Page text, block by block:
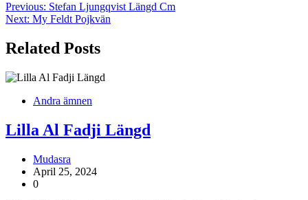
Previous: Stefan Ljungqvist Längd Cm
Next: My Feldt Pojkvän
Related Posts
Andra ämnen
Lilla Al Fadji Längd
Mudasra
April 25, 2024
0